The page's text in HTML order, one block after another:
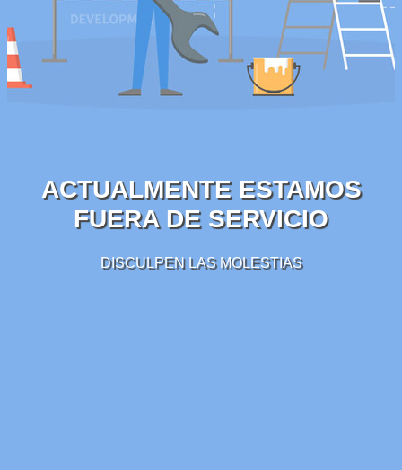
ACTUALMENTE ESTAMOS
FUERA DE SERVICIO
DISCULPEN LAS MOLESTIAS